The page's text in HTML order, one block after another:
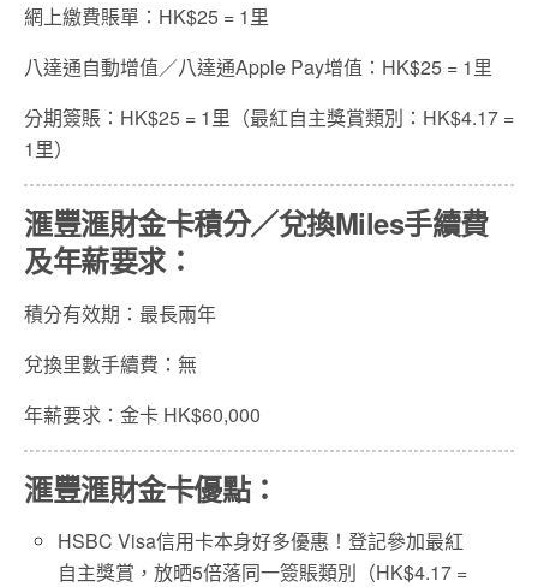
網上繳費賬單：HK$25 = 1里
八達通自動增值／八達通Apple Pay增值：HK$25 = 1里
分期簽賬：HK$25 = 1里（最紅自主獎賞類別：HK$4.17 =
1里）
滙豐滙財金卡積分／兌換Miles手續費
及年薪要求：
積分有效期：最長兩年
兌換里數手續費：無
年薪要求：金卡 HK$60,000
滙豐滙財金卡優點：
HSBC Visa信用卡本身好多優惠！登記參加最紅
自主獎賞，放晒5倍落同一簽賬類別（HK$4.17 =